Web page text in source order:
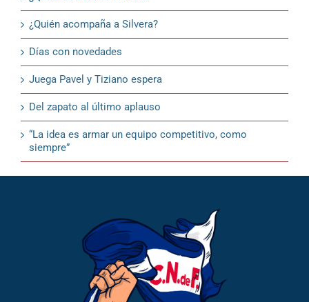
¿Quién acompaña a Silvera?
Días con novedades
Juega Pavel y Tiziano espera
Del zapato al último aplauso
“La idea es armar un equipo competitivo, como
siempre”